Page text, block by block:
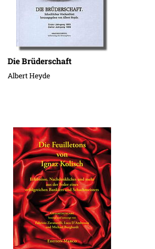
Die Brüderschaft
Albert Heyde